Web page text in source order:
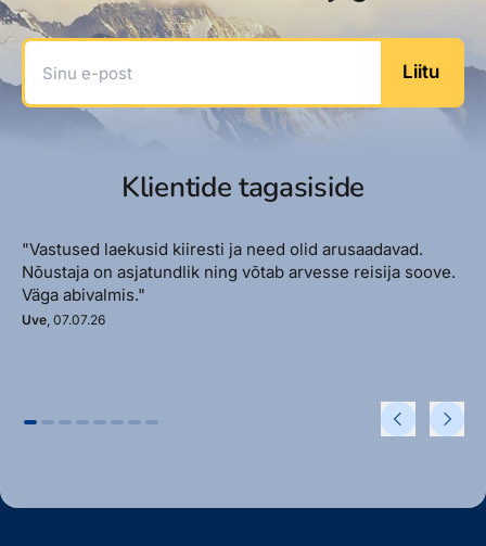
Sinu e-post
Liitu
Klientide tagasiside
"Vastused laekusid kiiresti ja need olid arusaadavad.
Nõustaja on asjatundlik ning võtab arvesse reisija soove.
Väga abivalmis."
Uve , 07.07.26